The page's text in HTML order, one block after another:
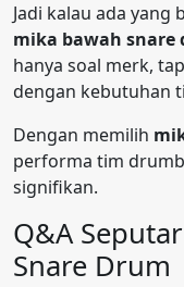
Jadi kalau ada yang
mika bawah snare
hanya soal merk,
dengan kebutuhan
Dengan memilih
performa tim
signifikan.
Q&A
Snare Drum